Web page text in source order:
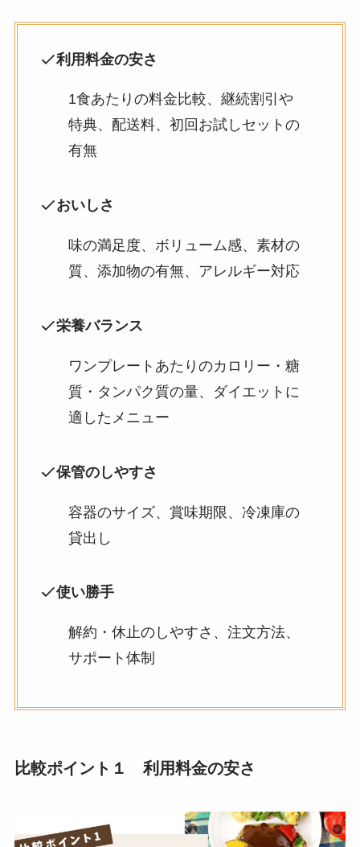
利用料金の安さ
1食あたりの料金比較、継続割引や
特典、配送料、初回お試しセットの
有無
おいしさ
味の満足度、ボリューム感、素材の
質、添加物の有無、アレルギー対応
栄養バランス
ワンプレートあたりのカロリー・糖
質・タンパク質の量、ダイエットに
適したメニュー
保管のしやすさ
容器のサイズ、賞味期限、冷凍庫の
貸出し
使い勝手
解約・休止のしやすさ、注文方法、
サポート体制
比較ポイント１ 利用料金の安さ